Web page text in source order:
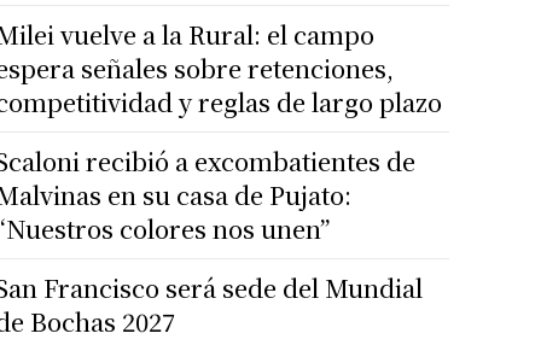
vuelve a la Rural: el campo
señales sobre retenciones,
y reglas de largo plazo
recibió a excombatientes de
en su casa de Pujato:
colores nos unen”
Francisco será sede del Mundial
Bochas 2027